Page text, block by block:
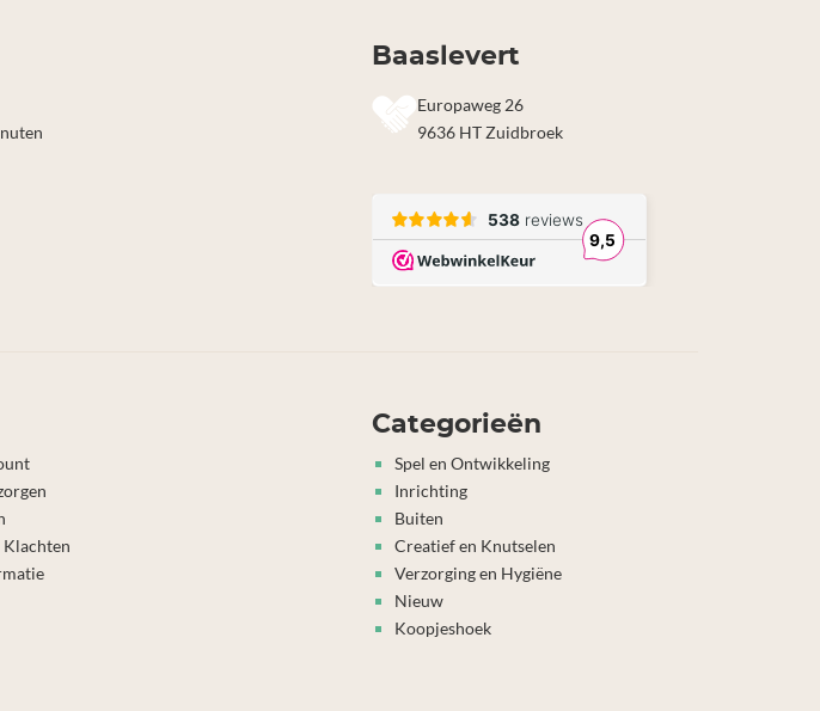
Baaslevert
Europaweg 26
9636 HT Zuidbroek
Klachten
Categorieën
Spel en Ontwikkeling
Inrichting
Buiten
Creatief en Knutselen
Verzorging en Hygiëne
Nieuw
Koopjeshoek